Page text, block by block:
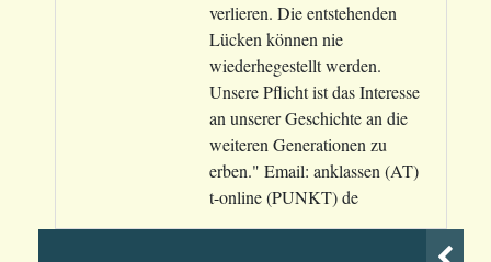
verlieren. Die entstehenden
Lücken können nie
wiederhegestellt werden.
Unsere Pflicht ist das Interesse
an unserer Geschichte an die
weiteren Generationen zu
erben." Email: anklassen (AT)
t-online (PUNKT) de